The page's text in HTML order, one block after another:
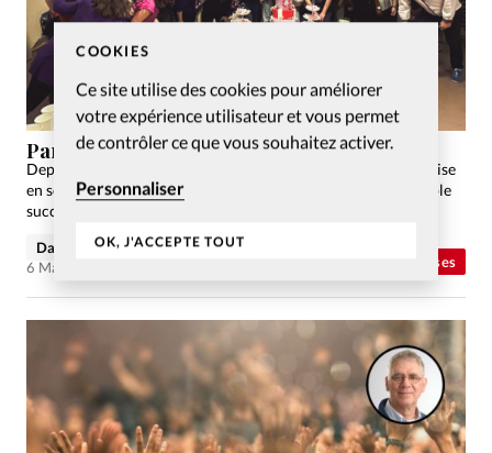
COOKIES
Ce site utilise des cookies pour améliorer
votre expérience utilisateur et vous permet
de contrôler ce que vous souhaitez activer.
Personnaliser
OK, J'ACCEPTE TOUT
Eglises
Parole à ceux qui sauvent en témoignant
Depuis maintenant dix ans, le collectif ResKP propose une mise
en scène artistique afin de témoigner de l’évangile. Un véritable
succès qui n’est pas près de s’arrêter.
David Métreau
6 Mai 2025